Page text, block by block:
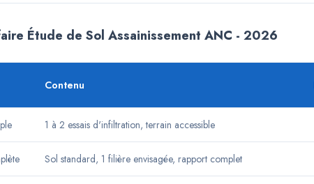
Étude de Sol Assainissement ANC - 2026
Contenu
1 à 2 essais d'infiltration, terrain accessible
Sol standard, 1 filière envisagée, rapport complet